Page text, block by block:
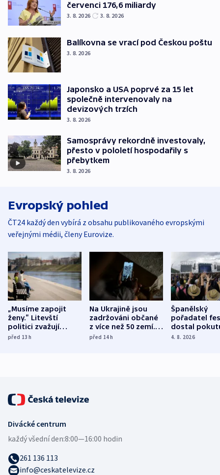
červenci 176,6 miliardy
3. 8. 2026 3. 8. 2026
Balíkovna se vrací pod Českou poštu
3. 8. 2026
Japonsko a USA poprvé za 15 let
společně intervenovaly na
devizových trzích
3. 8. 2026
Samosprávy rekordně investovaly,
přesto v pololetí hospodařily s
přebytkem
3. 8. 2026
Evropský pohled
ČT24 každý den vybírá z obsahu publikovaného evropskými
veřejnými médii, členy Eurovize.
„Musíme zapojit
ženy.“ Litevští
politici zvažují
dohodu o
před 13h
Na Ukrajině jsou
zadržováni občané
z více než 50 zemí.
Bojovali na straně
před 14h
Španělský
pořadatel
dostal
nekalé
4. 8. 2026
Divácké centrum
každý všední den:8:00—16:00 hodin
261 136 113
info@ceskatelevize.cz